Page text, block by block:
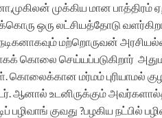
முக்கிய மான பாத்திரம்
ஒரு லட்சியத்தோடு
மற்றொருவன்
கொலை செய்யப்படுகிறார்
கொலைக்கான மர்மம் புரியாமல்
ஆனால் உடனிருக்கும்
பழிவாங் குவது ?பழகிய